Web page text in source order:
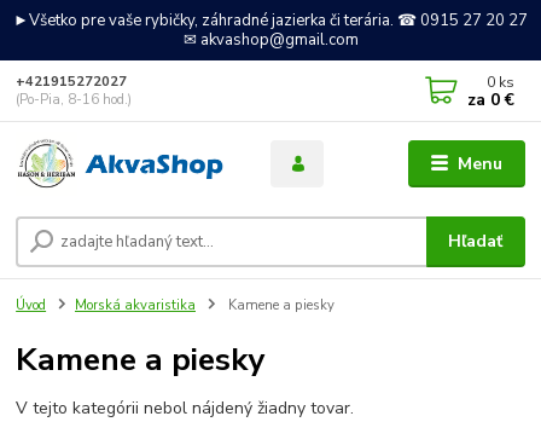
►Všetko pre vaše rybičky, záhradné jazierka či terária. ☎ 0915 27 20 27
✉ akvashop@gmail.com
Menu
Hľadať
+421915272027
(Po-Pia, 8-16 hod.)
0 ks
za 0 €
Úvod Morská akvaristika Kamene a piesky
Kamene a piesky
V tejto kategórii nebol nájdený žiadny tovar.